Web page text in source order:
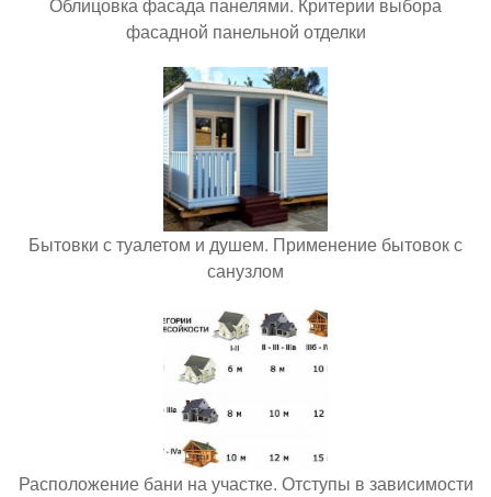
Облицовка фасада панелями. Критерии выбора
фасадной панельной отделки
Бытовки с туалетом и душем. Применение бытовок с
санузлом
Расположение бани на участке. Отступы в зависимости